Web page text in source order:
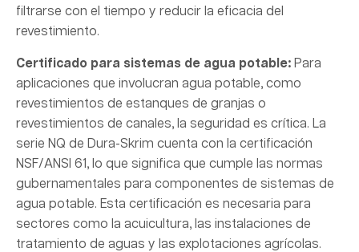
filtrarse con el tiempo y reducir la eficacia del
revestimiento.
Certificado para sistemas de agua potable: Para
aplicaciones que involucran agua potable, como
revestimientos de estanques de granjas o
revestimientos de canales, la seguridad es crítica. La
serie NQ de Dura-Skrim cuenta con la certificación
NSF/ANSI 61, lo que significa que cumple las normas
gubernamentales para componentes de sistemas de
agua potable. Esta certificación es necesaria para
sectores como la acuicultura, las instalaciones de
tratamiento de aguas y las explotaciones agrícolas.